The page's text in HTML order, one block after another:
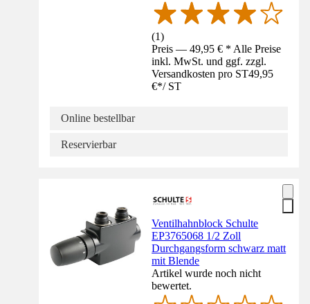
(1)
Preis — 49,95 € * Alle Preise
inkl. MwSt. und ggf. zzgl.
Versandkosten pro ST49,95
€*/ ST
Online bestellbar
Reservierbar
Ventilhahnblock Schulte
EP3765068 1/2 Zoll
Durchgangsform schwarz matt
mit Blende
Artikel wurde noch nicht
bewertet.